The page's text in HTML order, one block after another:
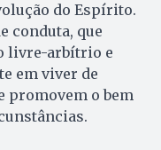
do Espírito.
conduta, que
livre-arbítrio e
em viver de
promovem o bem